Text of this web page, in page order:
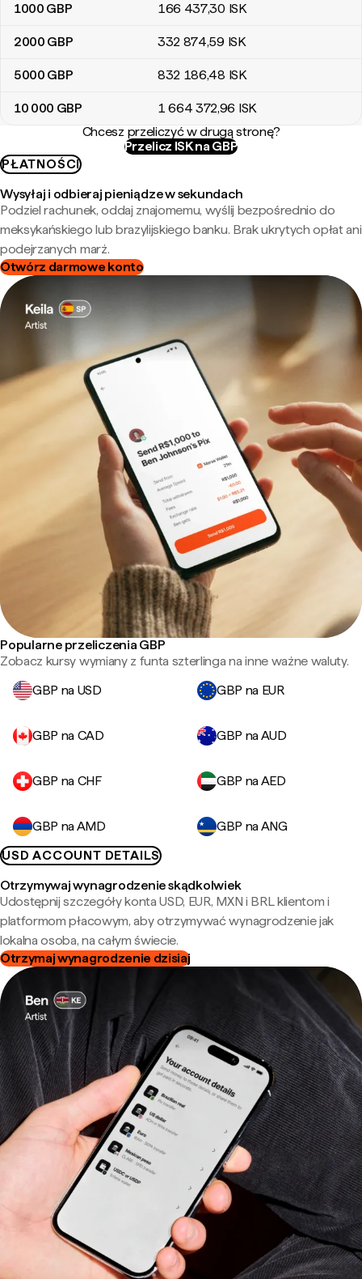
1000 GBP 166 437,30 ISK
2000 GBP 332 874,59 ISK
5000 GBP 832 186,48 ISK
10 000 GBP 1 664 372,96 ISK
Chcesz przeliczyć w drugą stronę?
Przelicz ISK na GBP
PŁATNOŚCI
Wysyłaj i odbieraj pieniądze w sekundach
Podziel rachunek, oddaj znajomemu, wyślij bezpośrednio do
meksykańskiego lub brazylijskiego banku. Brak ukrytych opłat ani
podejrzanych marż.
Otwórz darmowe konto
Popularne przeliczenia GBP
Zobacz kursy wymiany z funta szterlinga na inne ważne waluty.
GBP na USD
GBP na EUR
GBP na CAD GBP na AUD
GBP na CHF GBP na AED
GBP na AMD
GBP na ANG
USD ACCOUNT DETAILS
Otrzymywaj wynagrodzenie skądkolwiek
Udostępnij szczegóły konta USD, EUR, MXN i BRL klientom i
platformom płacowym, aby otrzymywać wynagrodzenie jak
lokalna osoba, na całym świecie.
Otrzymaj wynagrodzenie dzisiaj